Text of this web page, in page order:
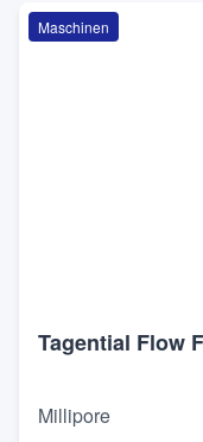
Maschinen
Tagential Flow
Millipore